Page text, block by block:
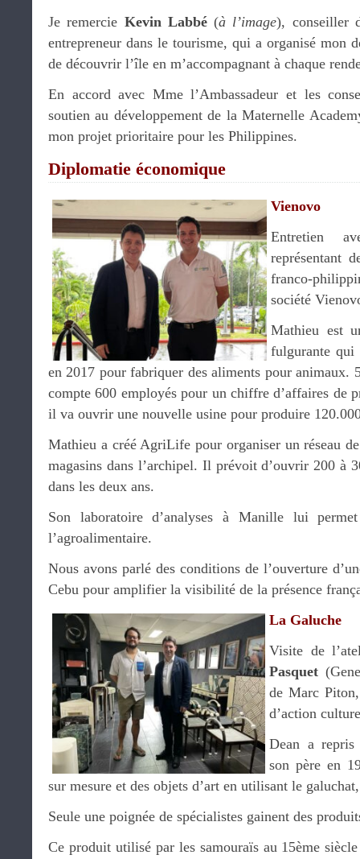
Je remercie Kevin Labbé(à l’image), conseiller
entrepreneur dans le tourisme, qui a organisé mon
de découvrir l’île en m’accompagnant à chaque
En accord avec Mme l’Ambassadeur et les
soutien au développement de la Maternelle
mon projet prioritaire pour les Philippines.
Diplomatie économique
Vienovo
Entretien
représentant
franco-
société
Mathieu est
fulgurante
en 2017 pour fabriquer des aliments pour animaux.
compte 600 employés pour un chiffre d’affaires de
il va ouvrir une nouvelle usine pour produire
Mathieu a créé AgriLife pour organiser un réseau
magasins dans l’archipel. Il prévoit d’ouvrir 200 à
dans les deux ans.
Son laboratoire d’analyses à Manille lui
l’agroalimentaire.
Nous avons parlé des conditions de l’ouverture
Cebu pour amplifier la visibilité de la présence
La Galuche
Visite de
Pasquet
de Marc
d’action
Dean a repris
son père en
sur mesure et des objets d’art en utilisant le
Seule une poignée de spécialistes gainent des
Ce produit utilisé par les samouraïs au 15ème